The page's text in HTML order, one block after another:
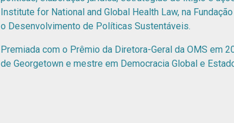
Institute for National and Global Health Law, na
o Desenvolvimento de Políticas Sustentáveis.
Premiada com o Prêmio da Diretora-Geral da OMS em
de Georgetown e mestre em Democracia Global e